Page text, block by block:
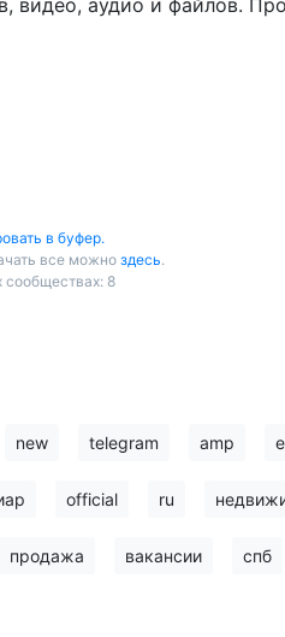
в буфер.
все можно здесь.
8
new telegram amp
official ru
продажа вакансии спб